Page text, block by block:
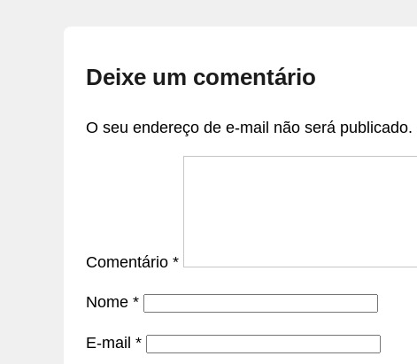
Deixe um comentário
O seu endereço de e-mail não será publicado.
Comentário *
Nome *
E-mail *